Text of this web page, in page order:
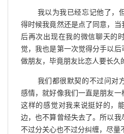
我以为我已经忘记他了，
得时候我竟然还是点了同意，当
后再次出现在我的微信聊天的
觉，我也是第一次觉得分手以
做朋友，毕竟朋友比恋人要长久
我们都很默契的不过问对
感情，就好像我们一直是朋友一
这样的感觉对我来说挺好的，
边，也不算曾经失去了。所以我
不过分关心也不过分纠缠，尽量